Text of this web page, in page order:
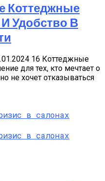
Коттеджные
Удобство В
16 Коттеджные
для тех, кто мечтает о
не хочет отказываться